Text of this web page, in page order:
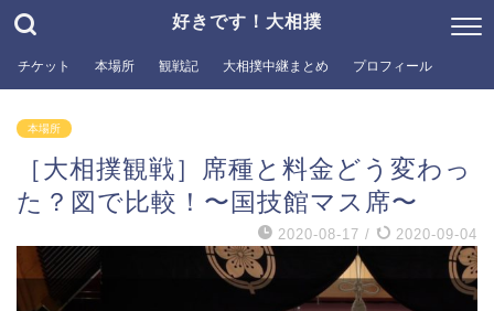
好きです！大相撲
チケット 本場所 観戦記 大相撲中継まとめ プロフィール
本場所
［大相撲観戦］席種と料金どう変わっ
た？図で比較！〜国技館マス席〜
2020-08-17 / 2020-09-04